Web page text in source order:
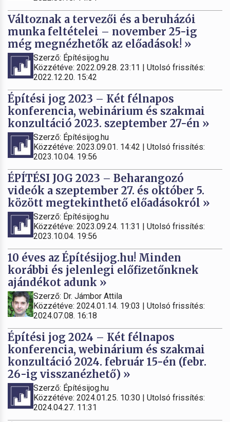
Változnak a tervezői és a beruházói
munka feltételei – november 25-ig
még megnézhetők az előadások! »
Szerző: Építésijog.hu
Közzétéve: 2022.09.28. 23:11 | Utolsó frissítés:
2022.12.20. 15:42
Építési jog 2023 – Két félnapos
konferencia, webinárium és szakmai
konzultáció 2023. szeptember 27-én »
Szerző: Építésijog.hu
Közzétéve: 2023.09.01. 14:42 | Utolsó frissítés:
2023.10.04. 19:56
ÉPÍTÉSI JOG 2023 – Beharangozó
videók a szeptember 27. és október 5.
között megtekinthető előadásokról »
Szerző: Építésijog.hu
Közzétéve: 2023.09.24. 11:31 | Utolsó frissítés:
2023.10.04. 19:56
10 éves az Építésijog.hu! Minden
korábbi és jelenlegi előfizetőnknek
ajándékot adunk »
Szerző: Dr. Jámbor Attila
Közzétéve: 2024.01.14. 19:03 | Utolsó frissítés:
2024.07.08. 16:18
Építési jog 2024 – Két félnapos
konferencia, webinárium és szakmai
konzultáció 2024. február 15-én (febr.
26-ig visszanézhető) »
Szerző: Építésijog.hu
Közzétéve: 2024.01.25. 10:30 | Utolsó frissítés:
2024.04.27. 11:31